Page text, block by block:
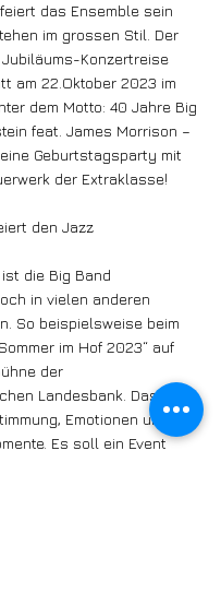
das Ensemble sein
im grossen Stil. Der
Konzertreise
am 22.Oktober 2023 im
dem Motto: 40 Jahre Big
feat. James Morrison –
Geburtstagsparty mit
der Extraklasse!
den Jazz
die Big Band
in vielen anderen
So beispielsweise beim
im Hof 2023“ auf
der
Landesbank. Das
Emotionen und
Es soll ein Event